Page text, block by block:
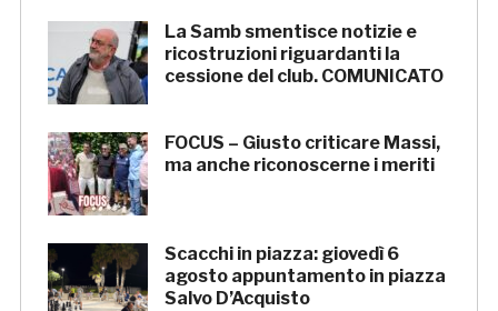
La Samb smentisce notizie e
ricostruzioni riguardanti la
cessione del club. COMUNICATO
FOCUS – Giusto criticare Massi,
ma anche riconoscerne i meriti
Scacchi in piazza: giovedì 6
agosto appuntamento in piazza
Salvo D’Acquisto